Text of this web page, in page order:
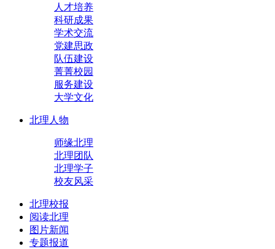
人才培养
科研成果
学术交流
党建思政
队伍建设
菁菁校园
服务建设
大学文化
北理人物
师缘北理
北理团队
北理学子
校友风采
北理校报
阅读北理
图片新闻
专题报道